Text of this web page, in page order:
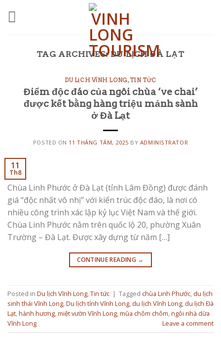
TAG ARCHIVES:DU LỊCH ĐÀ LẠT
DU LỊCH VĨNH LONG,TIN TỨC
Điểm độc đáo của ngôi chùa ‘ve chai’
được kết bằng hàng triệu mảnh sành
ở Đà Lạt
POSTED ON 11 THÁNG TÁM, 2025 BY ADMINISTRATOR
11
Th8
Chùa Linh Phước ở Đà Lạt (tỉnh Lâm Đồng) được đánh
giá “độc nhất vô nhị” với kiến trúc độc đáo, là nơi có
nhiều công trình xác lập kỷ lục Việt Nam và thế giới.
Chùa Linh Phước nằm trên quốc lộ 20, phường Xuân
Trường – Đà Lạt. Được xây dựng từ năm […]
CONTINUE READING →
Posted in Du lịch Vĩnh Long,Tin tức | Tagged chùa Linh Phước, du lịch
sinh thái Vĩnh Long,Du lịch tỉnh Vĩnh Long, du lịch Vĩnh Long, du lịch Đà
Lạt,hành hương,miệt vườn Vĩnh Long,mùa chôm chôm,ngôi nhà dừa
Vĩnh Long
Leave a comment